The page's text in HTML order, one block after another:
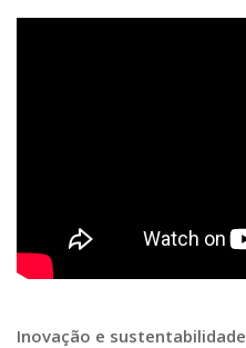
Inovação e sustentabilidade